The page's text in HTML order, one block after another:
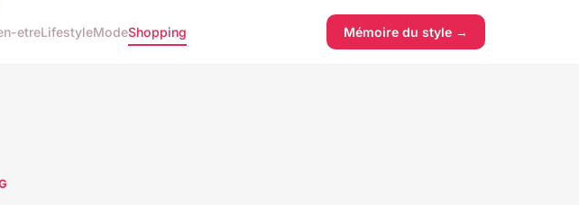
etreLifestyleModeShopping Mémoire du style →